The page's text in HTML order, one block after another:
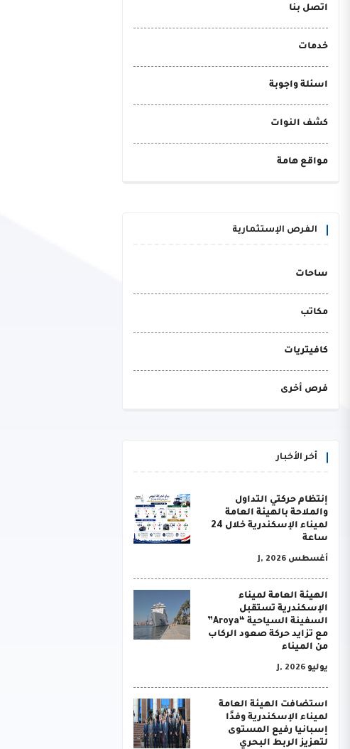
اتصل بنا
خدمات
اسئلة واجوبة
كشف النوات
مواقع هامة
الفرص الإستثمارية
ساحات
مكاتب
كافيتريات
فرص أخرى
أخر الأخبار
إنتظام حركتي التداول
والملاحة بالهيئة العامة
لميناء الإسكندرية خلال 24
ساعة
أغسطس J, 2026
الهيئة العامة لميناء
الإسكندرية تستقبل
السفينة السياحية “Aroya”
مع تزايد حركة صعود الركاب
من الميناء
يوليو J, 2026
استضافت الهيئة العامة
لميناء الإسكندرية وفدًا
إسبانيا رفيع المستوى
لتعزيز الربط البحري